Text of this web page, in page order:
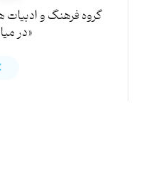
گروه فرهنگ و ادبیات
«در